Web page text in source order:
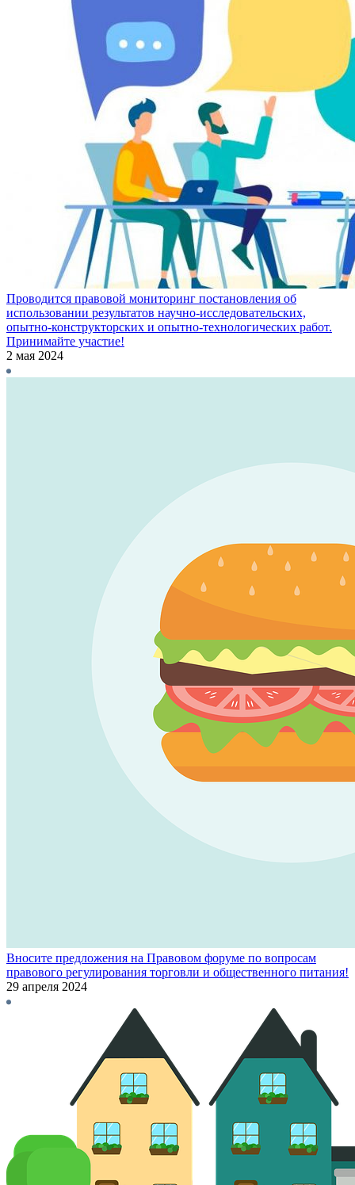
Проводится правовой мониторинг постановления об
использовании результатов научно-исследовательских,
опытно-конструкторских и опытно-технологических работ.
Принимайте участие!
2 мая 2024
Вносите предложения на Правовом форуме по вопросам
правового регулирования торговли и общественного питания!
29 апреля 2024